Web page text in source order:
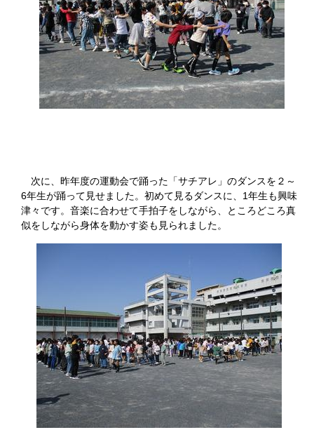
次に、昨年度の運動会で踊った「サチアレ」のダンスを２～
6年生が踊って見せました。初めて見るダンスに、1年生も興味
津々です。音楽に合わせて手拍子をしながら、ところどころ真
似をしながら身体を動かす姿も見られました。